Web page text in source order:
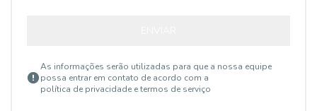
As informações serão utilizadas para que a nossa equipe
possa entrar em contato de acordo com a
política de privacidade e termos de serviço